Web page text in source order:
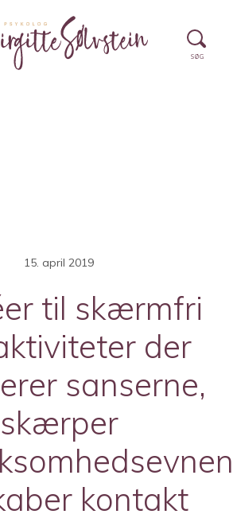
15. april 2019
til skærmfri
der
sanserne,
skærper
kontakt